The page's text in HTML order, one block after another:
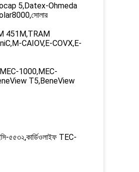
5,Datex-Ohmeda
451M,TRAM
CAIOV,E-COVX,E-
1000,MEC-
T5,BeneView
৫৫৩২,কার্ডিওলাইফ TEC-